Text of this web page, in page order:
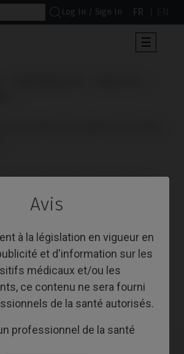
Avis
à la législation en vigueur en
et d'information sur les
médicaux et/ou les
ce contenu ne sera fourni
de la santé autorisés.
professionnel de la santé
Log In / Sign In FR
Toggle
☰
COMPATIBLE
MULTI-UNIT